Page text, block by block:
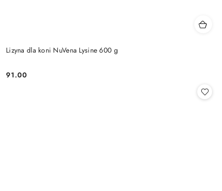
Lizyna dla koni NuVena Lysine 600 g
Cena:
91.00